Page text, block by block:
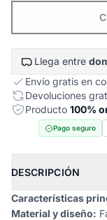
Llega entre
Envío gratis en
Devoluciones
Producto 100%
Pago seguro
DESCRIPCIÓN
Características
Material y diseño: